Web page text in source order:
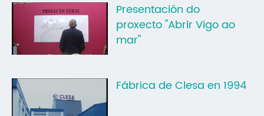
Presentación do
proxecto "Abrir Vigo ao
mar"
Fábrica de Clesa en 1994